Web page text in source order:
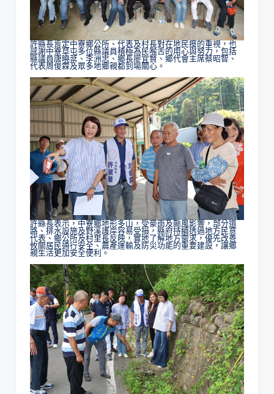
許縣長肯定中寮鄉公所、代表及村長對在地民瘼的重視，也
感謝中寮草屯多位縣議員積極為民喉舌的用心與努力，包括
縣議員唐曉棻、李洲忠、鄉長廖宜賢、鄉代會主席蔡昭智、
代表周俊霖及眾多地鄉親都到場關心。
許縣長表示，中寮鄉地形多山，受豪雨及颱風影響，部分道
路、排水設施及野溪護岸容易受損，縣府持續透過地方民意
代表、鄉公所及村里長反映，實地了解地方需求，優先改善
攸關居民通行安全、農產運輸及防災功能的重要建設，讓鄉
親生活更加安全便利。